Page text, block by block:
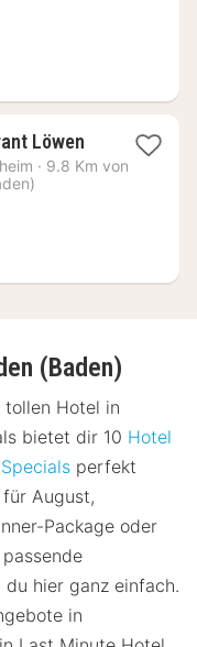
Löwen1
Nacht
· 9.8 Km von
(Baden)
tollen Hotel in
bietet dir 10 Hotel
Specials perfekt
August,
Package oder
hier ganz einfach.
in